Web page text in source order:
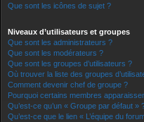
Que sont les icônes de sujet ?
Niveaux d’utilisateurs et groupes
Que sont les administrateurs ?
Que sont les modérateurs ?
Que sont les groupes d’utilisateurs ?
Où trouver la liste des groupes
Comment devenir chef de groupe ?
Pourquoi certains membres
Qu’est-ce qu’un « Groupe par défaut »
Qu’est-ce que le lien « L’équipe du